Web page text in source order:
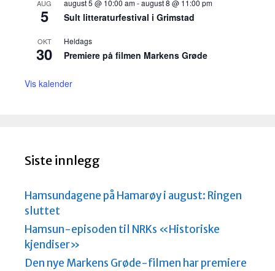
AUG
5
august 5 @ 10:00 am-august 8 @ 11:00 pm
Sult litteraturfestival i Grimstad
OKT
30
Heldags
Premiere på filmen Markens Grøde
Vis kalender
Siste innlegg
Hamsundagene på Hamarøy i august: Ringen
sluttet
Hamsun-episoden til NRKs «Historiske
kjendiser»
Den nye Markens Grøde-filmen har premiere